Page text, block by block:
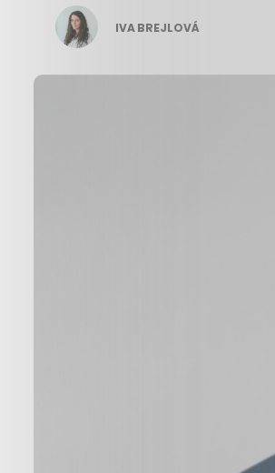
IVA BREJLOVÁ